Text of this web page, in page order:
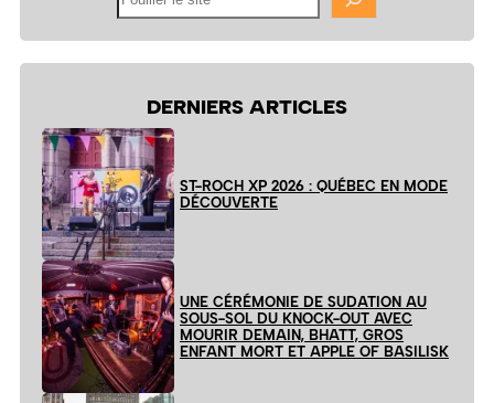
DERNIERS ARTICLES
ST-ROCH XP 2026 : QUÉBEC EN MODE
DÉCOUVERTE
UNE CÉRÉMONIE DE SUDATION AU
SOUS-SOL DU KNOCK-OUT AVEC
MOURIR DEMAIN, BHATT, GROS
ENFANT MORT ET APPLE OF BASILISK